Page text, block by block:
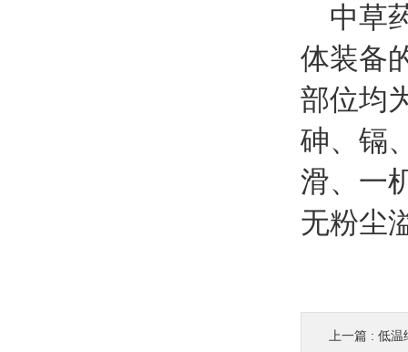
中草
体装备
部位均
砷、镉
滑、一
无粉尘
上一篇 : 低温